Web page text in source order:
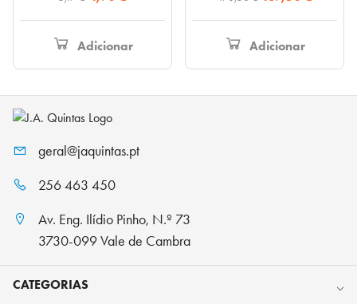
preço
original
preço
Adicionar
preço
original
preço
Adicionar
geral@jaquintas.pt
256 463 450
Av. Eng. Ilídio Pinho, N.º 73
3730-099 Vale de Cambra
CATEGORIAS